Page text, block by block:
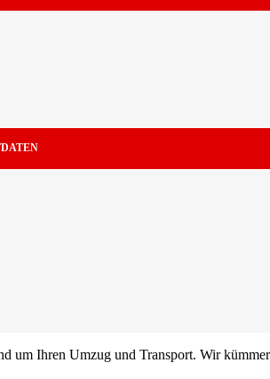
Ihren Umzug und Transport. Wir